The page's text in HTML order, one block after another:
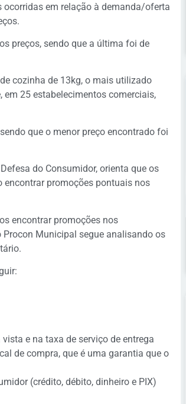
em relação à demanda/oferta
preços, sendo que a última foi de
cozinha de 13kg, o mais utilizado
em 25 estabelecimentos comerciais,
que o menor preço encontrado foi
do Consumidor, orienta que os
promoções pontuais nos
encontrar promoções nos
Municipal segue analisando os
e na taxa de serviço de entrega
de compra, que é uma garantia que o
(crédito, débito, dinheiro e PIX)